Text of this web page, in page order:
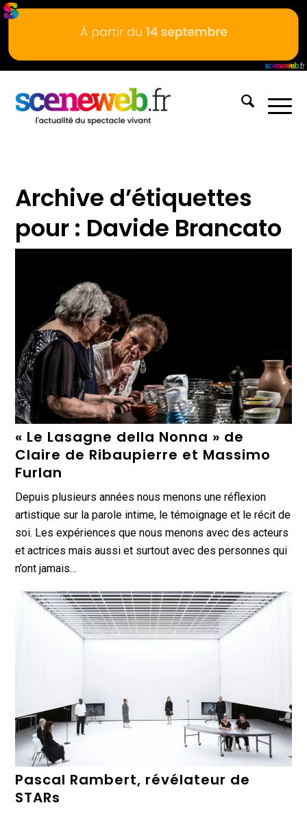
Archive d’étiquettes
pour : Davide Brancato
« Le Lasagne della Nonna » de
Claire de Ribaupierre et Massimo
Furlan
Depuis plusieurs années nous menons une réflexion
artistique sur la parole intime, le témoignage et le récit de
soi. Les expériences que nous menons avec des acteurs
et actrices mais aussi et surtout avec des personnes qui
n’ont jamais…
Pascal Rambert, révélateur de
STARs